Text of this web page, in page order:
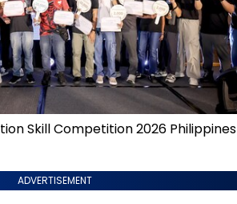
Skill Competition 2026 Philippines
ADVERTISEMENT